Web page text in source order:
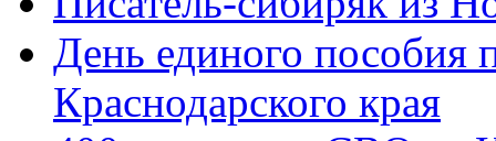
День единого пособия
Краснодарского края